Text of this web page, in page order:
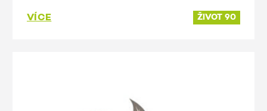
VÍCE ŽIVOT 90